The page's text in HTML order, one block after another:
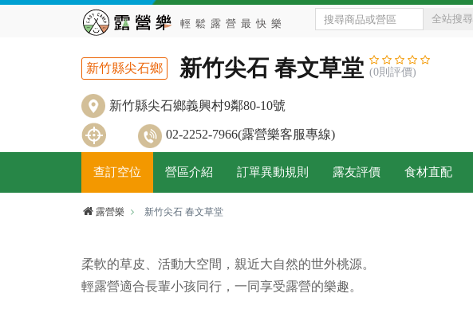
全站搜尋
新竹縣尖石鄉 新竹尖石 春文草堂 (0則評價)
新竹縣尖石鄉義興村9鄰80-10號
02-2252-7966(露營樂客服專線)
查訂空位 營區介紹 訂單異動規則 露友評價 食材直配
露營樂 新竹尖石 春文草堂
柔軟的草皮、活動大空間，親近大自然的世外桃源。
輕露營適合長輩小孩同行，一同享受露營的樂趣。